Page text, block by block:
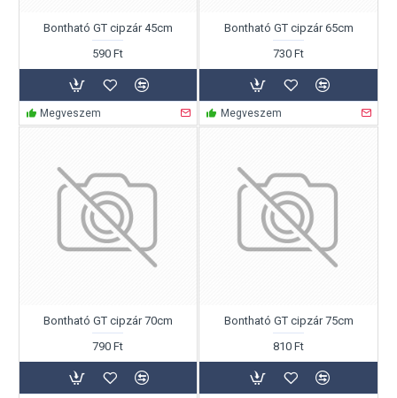
Bontható GT cipzár 45cm
590 Ft
Megveszem
Bontható GT cipzár 65cm
730 Ft
Megveszem
Bontható GT cipzár 70cm
790 Ft
Bontható GT cipzár 75cm
810 Ft